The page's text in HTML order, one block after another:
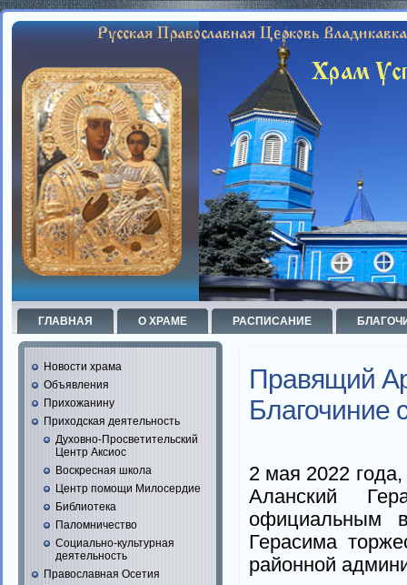
ГЛАВНАЯ О ХРАМЕ РАСПИСАНИЕ
Новости храма
Объявления
Прихожанину
Приходская деятельность
Духовно-Просветительский
Центр Аксиос
Воскресная школа
Центр помощи Милосердие
Библиотека
Паломничество
Социально-культурная
деятельность
Православная Осетия
Правящий
Благочиние
2 мая 2022
Аланский
официальным
Герасима
районной